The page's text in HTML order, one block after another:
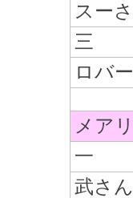
スー
三
ロバ
メア
一
武さ